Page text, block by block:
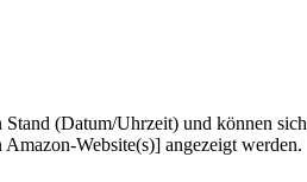
(Datum/Uhrzeit) und können
Website(s)] angezeigt werden.